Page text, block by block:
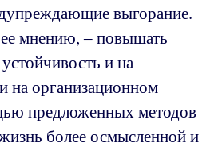
выгорание.
мнению, ‒ повышать
и на
на организационном
предложенных методов
более осмысленной и